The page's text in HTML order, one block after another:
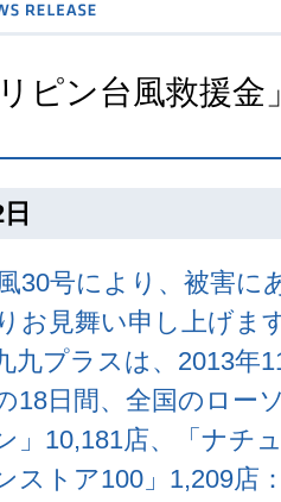
ピン台風救援
30号により、被害に
お見舞い申し上げま
九プラスは、2013年
18日間、全国のロー
」10,181店、「ナチ
ストア100」1,209店